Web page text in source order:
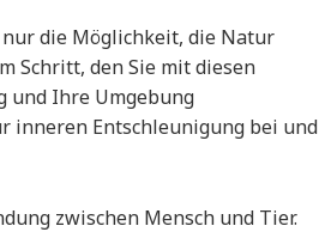
die Möglichkeit, die Natur
Schritt, den Sie mit diesen
und Ihre Umgebung
inneren Entschleunigung bei und
zwischen Mensch und Tier.